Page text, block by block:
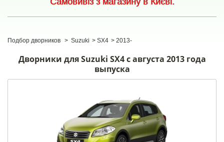
Подбор дворников > Suzuki > SX4 > 2013-
Дворники для Suzuki SX4 с августа 2013 года
выпуска